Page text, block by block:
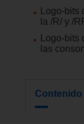
Logo-
la /R/ y /
Logo-
las
Contenido